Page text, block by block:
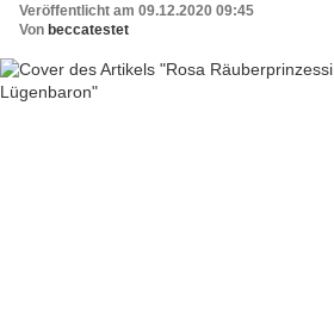
Veröffentlicht am 09.12.2020 09:45
Von beccatestet